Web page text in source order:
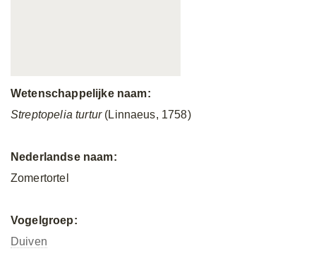
Wetenschappelijke naam:
Streptopelia turtur(Linnaeus, 1758)
Nederlandse naam:
Zomertortel
Vogelgroep:
Duiven